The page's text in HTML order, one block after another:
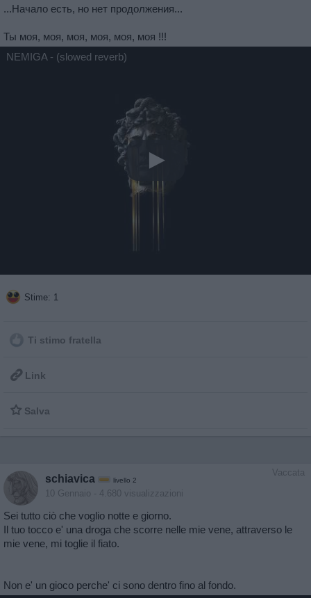
...Начало есть, но нет продолжения...
Ты моя, моя, моя, моя, моя, моя !!!
NEMIGA - (slowed reverb)
Stime: 1
Ti stimo fratella
 Link
 Salva
Vaccata
schiavica livello 2
10 Gennaio - 4.680 visualizzazioni
Sei tutto ciò che voglio notte e giorno.
Il tuo tocco e' una droga che scorre nelle mie vene, attraverso le
mie vene, mi toglie il fiato.
Non e' un gioco perche' ci sono dentro fino al fondo.